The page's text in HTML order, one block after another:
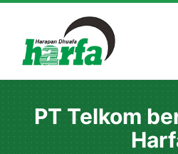
content
PT Telkom